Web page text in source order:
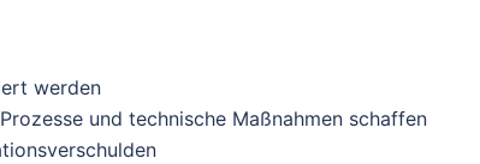
werden
und technische Maßnahmen schaffen